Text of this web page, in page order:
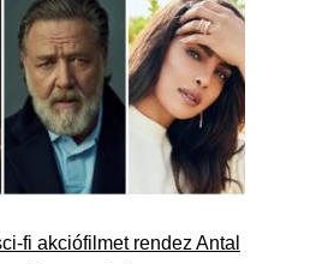
fi akciófilmet rendez Antal